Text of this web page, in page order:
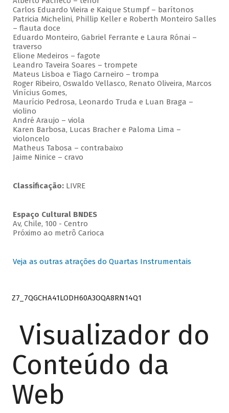
Carlos Eduardo Vieira e Kaique Stumpf – barítonos
Patricia Michelini, Phillip Keller e Roberth Monteiro Salles
– flauta doce
Eduardo Monteiro, Gabriel Ferrante e Laura Rónai –
traverso
Elione Medeiros – fagote
Leandro Taveira Soares – trompete
Mateus Lisboa e Tiago Carneiro – trompa
Roger Ribeiro, Oswaldo Vellasco, Renato Oliveira, Marcos
Vinícius Gomes,
Maurício Pedrosa, Leonardo Truda e Luan Braga –
violino
André Araujo – viola
Karen Barbosa, Lucas Bracher e Paloma Lima –
violoncelo
Matheus Tabosa – contrabaixo
Jaime Ninice – cravo
Classificação:LIVRE
Espaço Cultural BNDES
Av, Chile, 100 - Centro
Próximo ao metrô Carioca
Veja as outras atrações do Quartas Instrumentais
Z7_7QGCHA41LODH60A3OQA8RN14Q1
Visualizador do
Conteúdo da
Web